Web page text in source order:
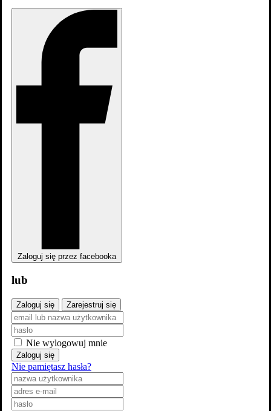
Zaloguj się przez facebooka
lub
Zaloguj się Zarejestruj się
Nie wylogowuj mnie
Zaloguj się
Nie pamiętasz hasła?